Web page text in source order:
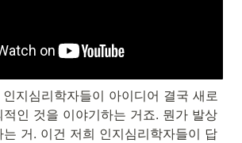
지심리학자들이 아이디어 결국 새로
인 것을 이야기하는 거죠. 뭔가 발상
거. 이건 저희 인지심리학자들이 답